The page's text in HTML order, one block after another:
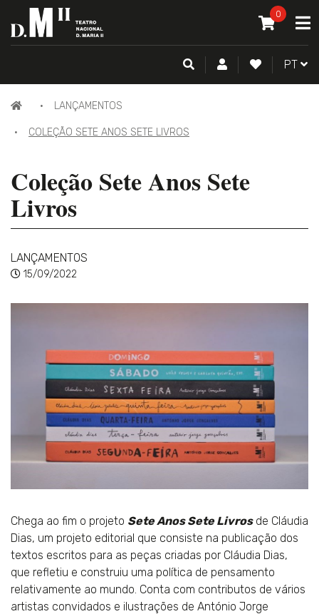
0
O MEU
ITEM(S) -
PESQUISACONTA DEFAZER
PT
LANÇAMENTOS
COLEÇÃO SETE ANOS SETE LIVROS
Coleção Sete Anos Sete
Livros
LANÇAMENTOS
15/09/2022
Chega ao fim o projeto Sete Anos Sete Livrosde Cláudia
Dias, um projeto editorial que consiste na publicação dos
textos escritos para as peças criadas por Cláudia Dias,
que refletiu e construiu uma política de pensamento
relativamente ao mundo. Conta com contributos de vários
artistas convidados e ilustrações de António Jorge